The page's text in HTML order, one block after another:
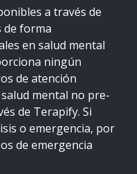
a través de
forma
en salud mental
ningún
de atención
mental no pre-
de Terapify. Si
o emergencia, por
de emergencia